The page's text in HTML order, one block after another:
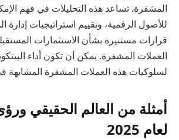
المشفرة. تساعد هذه التحليلات في فهم
للأصول الرقمية، وتقييم استراتيجيات إدارة
قرارات مستنيرة بشأن الاستثمارات
العملات المشفرة. يمكن أن تكون أداء
لسلوكيات هذه العملات المشفرة المشابهة
أمثلة من العالم الحقيقي
لعام 2025